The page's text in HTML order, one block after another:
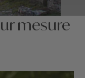
mesure